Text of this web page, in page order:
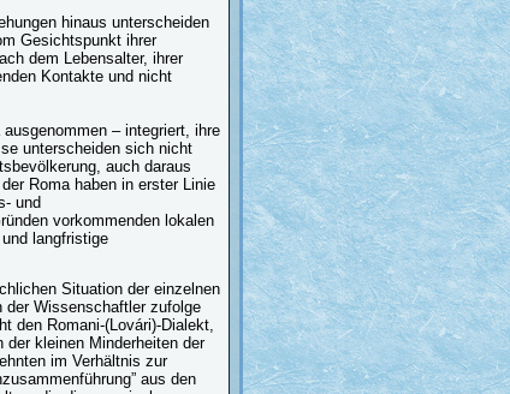
hinaus unterscheiden
Gesichtspunkt ihrer
dem Lebensalter, ihrer
Kontakte und nicht
– integriert, ihre
unterscheiden sich nicht
auch daraus
Roma haben in erster Linie
und
vorkommenden lokalen
langfristige
Situation der einzelnen
der Wissenschaftler zufolge
den Romani-(Lovári)-Dialekt,
kleinen Minderheiten der
im Verhältnis zur
aus den